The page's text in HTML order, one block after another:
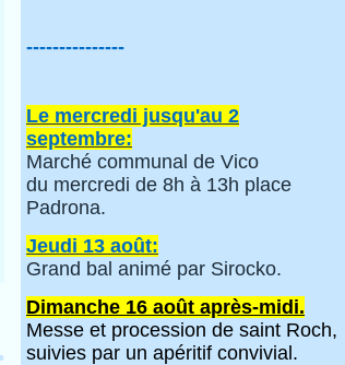
---------------
Le mercredi jusqu'au 2
septembre:
Marché communal de Vico
du mercredi de 8h à 13h place
Padrona.
Jeudi 13 août:
Grand bal animé par Sirocko.
Dimanche 16 août après-midi.
Messe et procession de saint Roch,
suivies par un apéritif convivial.